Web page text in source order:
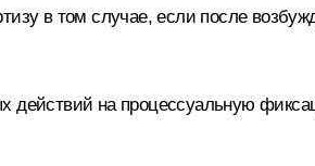
в том случае, если после
действий на процессуальную